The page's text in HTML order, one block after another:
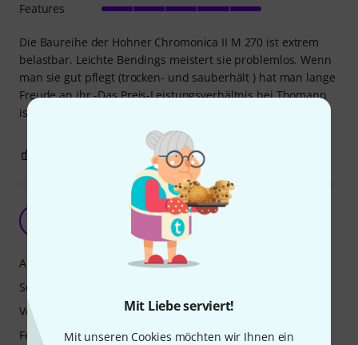
Mit Liebe serviert!
Mit unseren Cookies möchten wir Ihnen ein
Die Baureihe der Hohner Chromonica II M 270 ist extrem
belastbar. Leichte Bendings meistert sie problemlos. Wenn
man sie gut pflegt (trocken- und sauberhält ) hat man lange
Freude an ihr.-Das Preis-Leistungsverhältnis bei Thomann
ist besonders hervorzuheben.
Features
BEWERTUNG MELDEN
Fehlerhafte Stimmzunge
Frank10 13.11.2025
Ansprache
Sound
Verarbeitung
Features